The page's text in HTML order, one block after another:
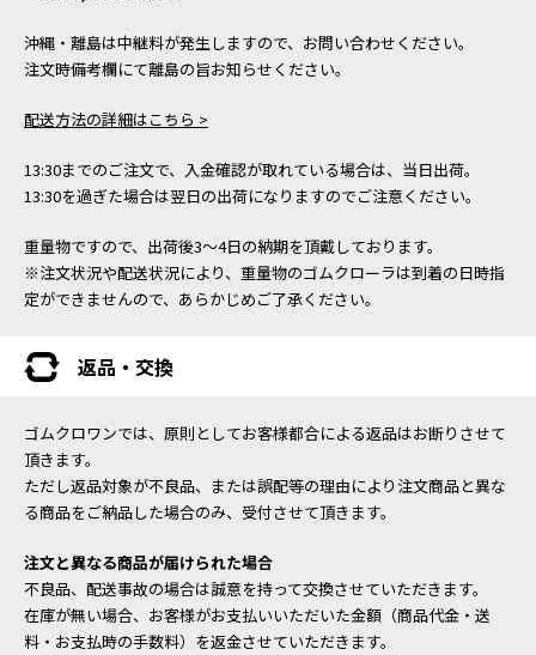
沖縄・離島は中継料が発生しますので、お問い合わせください。
注文時備考欄にて離島の旨お知らせください。
配送方法の詳細はこちら >
13:30までのご注文で、入金確認が取れている場合は、当日出荷。
13:30を過ぎた場合は翌日の出荷になりますのでご注意ください。
重量物ですので、出荷後3～4日の納期を頂戴しております。
※注文状況や配送状況により、重量物のゴムクローラは到着の日時指
定ができませんので、あらかじめご了承ください。
返品・交換
ゴムクロワンでは、原則としてお客様都合による返品はお断りさせて
頂きます。
ただし返品対象が不良品、または誤配等の理由により注文商品と異な
る商品をご納品した場合のみ、受付させて頂きます。
注文と異なる商品が届けられた場合
不良品、配送事故の場合は誠意を持って交換させていただきます。
在庫が無い場合、お客様がお支払いいただいた金額（商品代金・送
料・お支払時の手数料）を返金させていただきます。